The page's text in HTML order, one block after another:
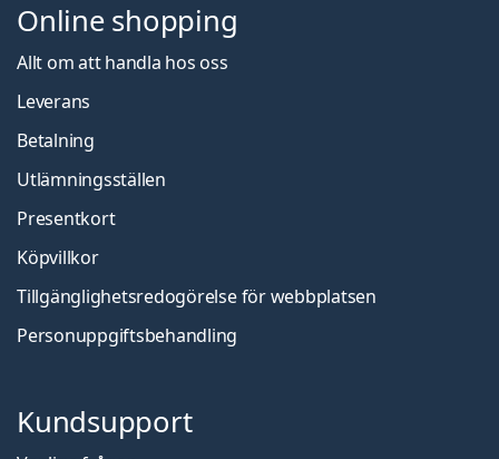
Online shopping
Allt om att handla hos oss
Leverans
Betalning
Utlämningsställen
Presentkort
Köpvillkor
Tillgänglighetsredogörelse för webbplatsen
Personuppgiftsbehandling
Kundsupport